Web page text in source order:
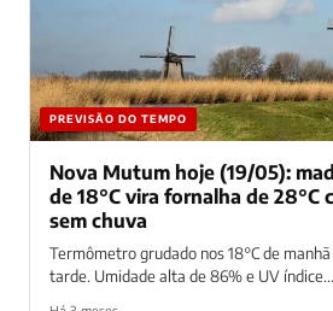
PREVISÃO DO TEMPO
Nova Mutum hoje (19/05):
de 18°C vira fornalha de 28°C
sem chuva
Termômetro grudado nos 18°C de
tarde. Umidade alta de 86% e UV índice...